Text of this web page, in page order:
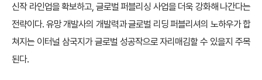
신작 라인업을 확보하고, 글로벌 퍼블리싱 사업을 더욱 강화해 나간다는
전략이다. 유망 개발사의 개발력과 글로벌 리딩 퍼블리셔의 노하우가 합
쳐지는 이터널 삼국지가 글로벌 성공작으로 자리매김할 수 있을지 주목
된다.